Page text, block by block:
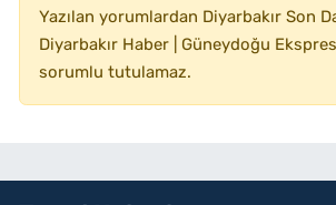
Yazılan yorumlardan Diyarbakır Son
Diyarbakır Haber | Güneydoğu
sorumlu tutulamaz.